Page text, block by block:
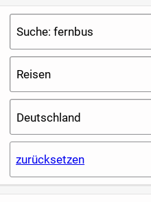
Suche: fernbus
Reisen
Deutschland
zurücksetzen